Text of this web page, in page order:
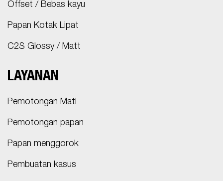
Offset / Bebas kayu
Papan Kotak Lipat
C2S Glossy / Matt
LAYANAN
Pemotongan Mati
Pemotongan papan
Papan menggorok
Pembuatan kasus